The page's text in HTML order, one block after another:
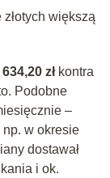
większą
634,20 złkontra
Podobne
–
np. w okresie
dostawał
i ok.